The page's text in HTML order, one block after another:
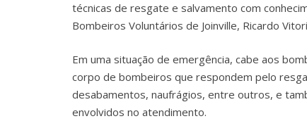
técnicas de resgate e salvamento com
Bombeiros Voluntários de Joinville, Ricardo
Em uma situação de emergência, cabe aos
corpo de bombeiros que respondem pelo
desabamentos, naufrágios, entre outros, e
envolvidos no atendimento.